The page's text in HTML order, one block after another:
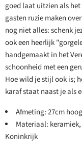
goed laat uitzien als
gasten ruzie maken
nog niet alles: schenk
ook een heerlijk
handgemaakt in het
schoonheid met een
Hoe wild je stijl ook is;
karaf staat naast je als
Afmeting: 27cm
Materiaal:
Koninkrijk